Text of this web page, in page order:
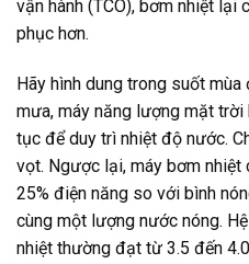
vận hành (TCO), bơm nhiệt
phục hơn.
Hãy hình dung trong suốt
mưa, máy năng lượng mặt
tục để duy trì nhiệt độ nước.
vọt. Ngược lại, máy bơm nhiệt
25% điện năng so với bình
cùng một lượng nước nóng.
nhiệt thường đạt từ 3.5 đến